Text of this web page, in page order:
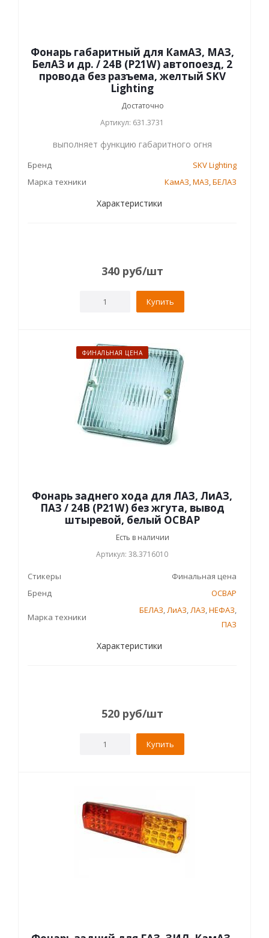
Фонарь габаритный для КамАЗ, МАЗ,
БелАЗ и др. / 24В (P21W) автопоезд, 2
провода без разъема, желтый SKV
Lighting
Достаточно
Артикул: 631.3731
выполняет функцию габаритного огня
Бренд
SKV Lighting
Марка техники
КамАЗ,МАЗ,БЕЛАЗ
Характеристики
340 руб/шт
Купить
ФИНАЛЬНАЯ ЦЕНА
Фонарь заднего хода для ЛАЗ, ЛиАЗ,
ПАЗ / 24В (P21W) без жгута, вывод
штыревой, белый ОСВАР
Есть в наличии
Артикул: 38.3716010
Стикеры
Финальная цена
Бренд
ОСВАР
Марка техники
БЕЛАЗ,ЛиАЗ,ЛАЗ,НЕФАЗ,
ПАЗ
Характеристики
520 руб/шт
Купить